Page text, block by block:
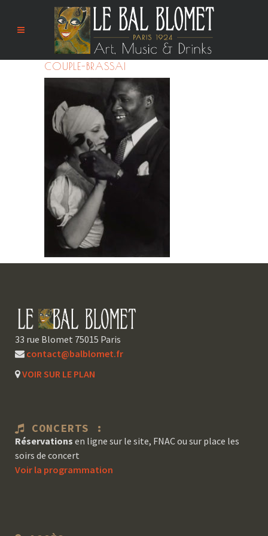
COUPLE-BRASSAI
33 rue Blomet 75015 Paris
contact@balblomet.fr
VOIR SUR LE PLAN
CONCERTS :
Réservations en ligne sur le site, FNAC ou sur place les
soirs de concert
Voir la programmation